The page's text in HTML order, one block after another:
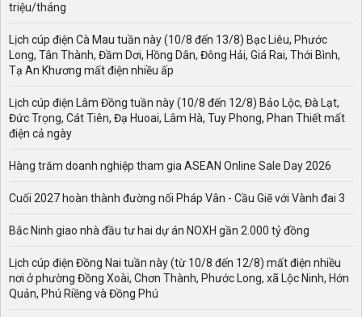
triệu/tháng
Lịch cúp điện Cà Mau tuần này (10/8 đến 13/8) Bạc Liêu, Phước
Long, Tân Thành, Đầm Dơi, Hồng Dân, Đông Hải, Giá Rai, Thới Bình,
Tạ An Khương mất điện nhiều ấp
Lịch cúp điện Lâm Đồng tuần này (10/8 đến 12/8) Bảo Lộc, Đà Lạt,
Đức Trọng, Cát Tiên, Đạ Huoai, Lâm Hà, Tuy Phong, Phan Thiết mất
điện cả ngày
Hàng trăm doanh nghiệp tham gia ASEAN Online Sale Day 2026
Cuối 2027 hoàn thành đường nối Pháp Vân - Cầu Giẽ với Vành đai 3
Bắc Ninh giao nhà đầu tư hai dự án NOXH gần 2.000 tỷ đồng
Lịch cúp điện Đồng Nai tuần này (từ 10/8 đến 12/8) mất điện nhiều
nơi ở phường Đồng Xoài, Chơn Thành, Phước Long, xã Lộc Ninh, Hớn
Quản, Phú Riềng và Đồng Phú